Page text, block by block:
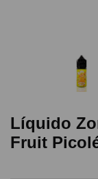
Líquido
Fruit